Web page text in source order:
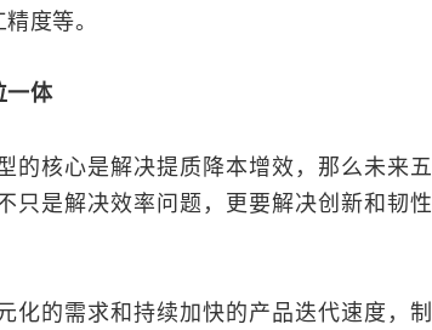
度等。
一体
的核心是解决提质降本增效，那么未来五
只是解决效率问题，更要解决创新和韧性
化的需求和持续加快的产品迭代速度，制